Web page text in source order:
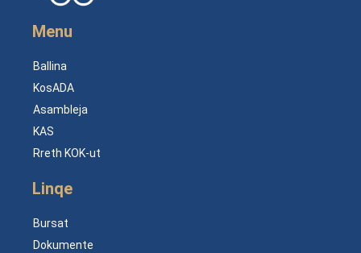
Menu
Ballina
KosADA
Asambleja
KAS
Rreth KOK-ut
Linqe
Bursat
Dokumente